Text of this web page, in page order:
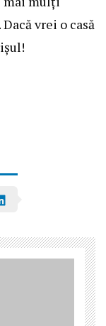
vrei o casă